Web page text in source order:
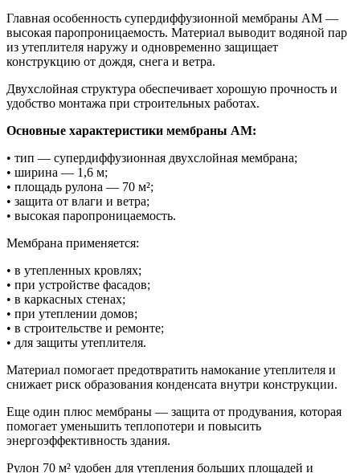
Главная особенность супердиффузионной мембраны AM —
высокая паропроницаемость. Материал выводит водяной пар
из утеплителя наружу и одновременно защищает
конструкцию от дождя, снега и ветра.
Двухслойная структура обеспечивает хорошую прочность и
удобство монтажа при строительных работах.
Основные характеристики мембраны AM:
• тип — супердиффузионная двухслойная мембрана;
• ширина — 1,6 м;
• площадь рулона — 70 м²;
• защита от влаги и ветра;
• высокая паропроницаемость.
Мембрана применяется:
• в утепленных кровлях;
• при устройстве фасадов;
• в каркасных стенах;
• при утеплении домов;
• в строительстве и ремонте;
• для защиты утеплителя.
Материал помогает предотвратить намокание утеплителя и
снижает риск образования конденсата внутри конструкции.
Еще один плюс мембраны — защита от продувания, которая
помогает уменьшить теплопотери и повысить
энергоэффективность здания.
Рулон 70 м² удобен для утепления больших площадей и